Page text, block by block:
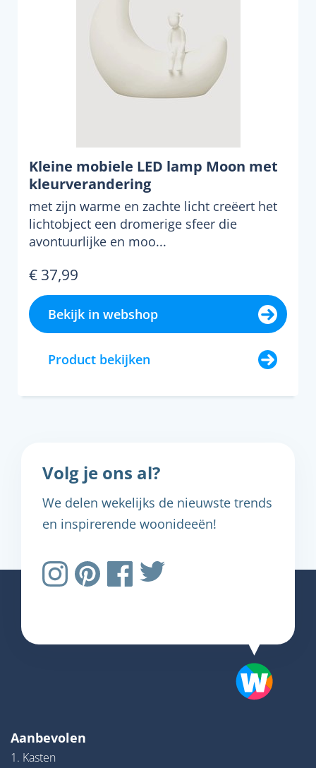
Kleine mobiele LED lamp Moon met
kleurverandering
met zijn warme en zachte licht creëert het
lichtobject een dromerige sfeer die
avontuurlijke en moo...
€ 37,99
Bekijk in webshop
Product bekijken
Volg je ons al?
We delen wekelijks de nieuwste trends
en inspirerende woonideeën!
Aanbevolen
1. Kasten